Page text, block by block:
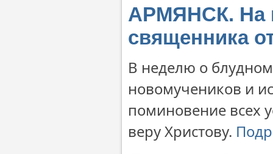
АРМЯНСК. На
священника
В неделю о
новомучеников и
поминовение всех
веру Христову.